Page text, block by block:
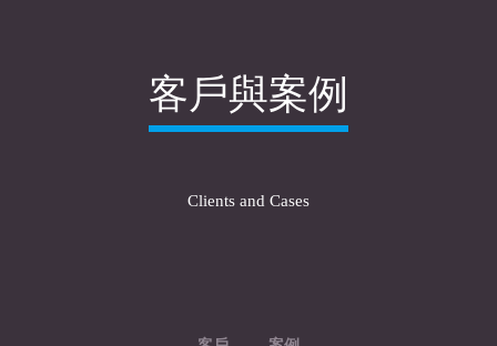
客戶與案例
Clients and Cases